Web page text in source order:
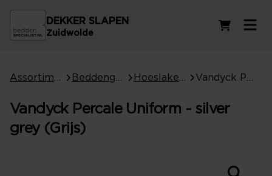
DEKKER SLAPEN
Zuidwolde
Vandyck Percale Uniform - silver
grey (Grijs)